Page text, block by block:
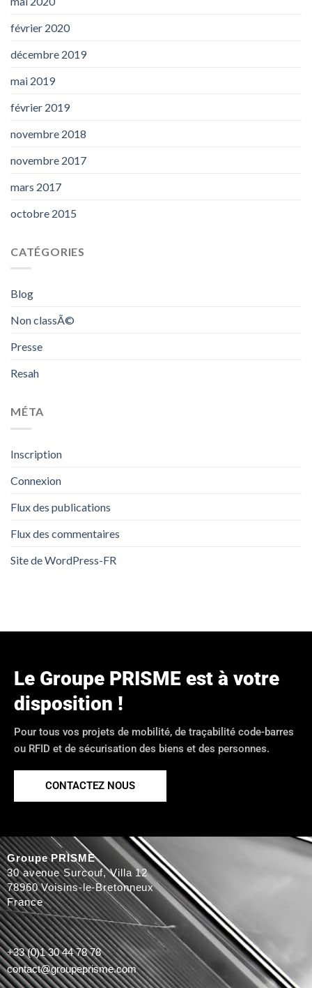
février 2020
décembre 2019
mai 2019
février 2019
novembre 2018
novembre 2017
mars 2017
octobre 2015
CATÉGORIES
Blog
Non classÃ©
Presse
Resah
MÉTA
Inscription
Connexion
Flux des publications
Flux des commentaires
Site de WordPress-FR
Le Groupe PRISME est à votre
disposition !
Pour tous vos projets de mobilité, de traçabilité code-barres
ou RFID et de sécurisation des biens et des personnes.
CONTACTEZ NOUS
Groupe PRISME
30 avenue Surcouf, Villa 12
78960 Voisins-le-Bretonneux
France
+33 (0)1 30 44 78 78
contact@groupeprisme.com